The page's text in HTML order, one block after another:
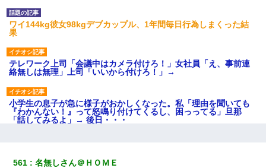
ワイ144kg彼女98kgデブカップル、1年間毎日行為しまくった結
果
テレワーク上司「会議中はカメラ付けろ！」女社員「え、事前連
絡無しは無理」上司「いいから付けろ！」→
小学生の息子が急に様子がおかしくなった。私「理由を聞いても
『わかんない！』って怒鳴り付けてくるし、困っってる」旦那
「話してみるよ」→ 後日・・・
かったため妹有責での離婚になり…
561 名無しさん＠ＨＯＭＥ